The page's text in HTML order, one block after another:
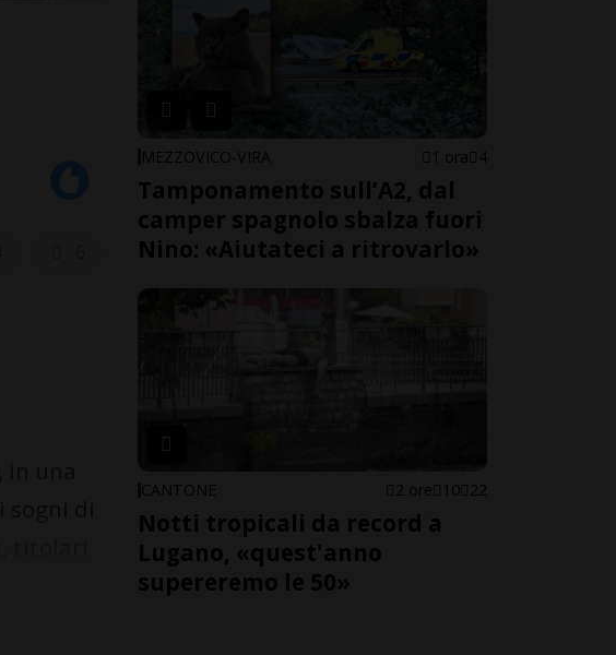
MEZZOVICO-VIRA 1 ora 4
Tamponamento sull’A2, dal
camper spagnolo sbalza fuori
Nino: «Aiutateci a ritrovarlo»
CANTONE 2 ore 10 22
Notti tropicali da record a
Lugano, «quest'anno
supereremo le 50»